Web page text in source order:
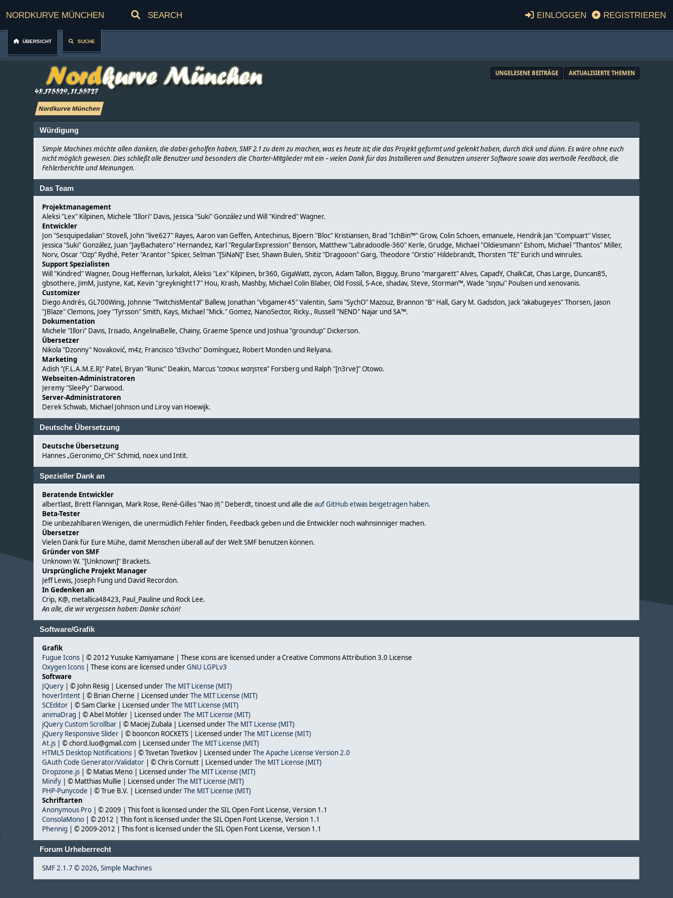
Nordkurve München Einloggen Registrieren
Übersicht Suche
UNGELESENE BEITRÄGE AKTUALISIERTE THEMEN
Nordkurve München
Würdigung
Simple Machines möchte allen danken, die dabei geholfen haben, SMF 2.1 zu dem zu machen, was es heute ist; die das Projekt geformt und gelenkt haben, durch dick und dünn. Es wäre ohne euch
nicht möglich gewesen. Dies schließt alle Benutzer und besonders die Charter-Mitglieder mit ein – vielen Dank für das Installieren und Benutzen unserer Software sowie das wertvolle Feedback, die
Fehlerberichte und Meinungen.
Das Team
Projektmanagement
Aleksi "Lex" Kilpinen, Michele "Illori" Davis, Jessica "Suki" González und Will "Kindred" Wagner.
Entwickler
Jon "Sesquipedalian" Stovell, John "live627" Rayes, Aaron van Geffen, Antechinus, Bjoern "Bloc" Kristiansen, Brad "IchBin™" Grow, Colin Schoen, emanuele, Hendrik Jan "Compuart" Visser,
Jessica "Suki" González, Juan "JayBachatero" Hernandez, Karl "RegularExpression" Benson, Matthew "Labradoodle-360" Kerle, Grudge, Michael "Oldiesmann" Eshom, Michael "Thantos" Miller,
Norv, Oscar "Ozp" Rydhé, Peter "Arantor" Spicer, Selman "[SiNaN]" Eser, Shawn Bulen, Shitiz "Dragooon" Garg, Theodore "Orstio" Hildebrandt, Thorsten "TE" Eurich und winrules.
Support Spezialisten
Will "Kindred" Wagner, Doug Heffernan, lurkalot, Aleksi "Lex" Kilpinen, br360, GigaWatt, ziycon, Adam Tallon, Bigguy, Bruno "margarett" Alves, CapadY, ChalkCat, Chas Large, Duncan85,
gbsothere, JimM, Justyne, Kat, Kevin "greyknight17" Hou, Krash, Mashby, Michael Colin Blaber, Old Fossil, S-Ace, shadav, Steve, Storman™, Wade "sησω" Poulsen und xenovanis.
Customizer
Diego Andrés, GL700Wing, Johnnie "TwitchisMental" Ballew, Jonathan "vbgamer45" Valentin, Sami "SychO" Mazouz, Brannon "B" Hall, Gary M. Gadsdon, Jack "akabugeyes" Thorsen, Jason
"JBlaze" Clemons, Joey "Tyrsson" Smith, Kays, Michael "Mick." Gomez, NanoSector, Ricky., Russell "NEND" Najar und SA™.
Dokumentation
Michele "Illori" Davis, Irisado, AngelinaBelle, Chainy, Graeme Spence und Joshua "groundup" Dickerson.
Übersetzer
Nikola "Dzonny" Novaković, m4z, Francisco "d3vcho" Domínguez, Robert Monden und Relyana.
Marketing
Adish "(F.L.A.M.E.R)" Patel, Bryan "Runic" Deakin, Marcus "cσσкιє мσηѕтєя" Forsberg und Ralph "[n3rve]" Otowo.
Webseiten-Administratoren
Jeremy "SleePy" Darwood.
Server-Administratoren
Derek Schwab, Michael Johnson und Liroy van Hoewijk.
Deutsche Übersetzung
Deutsche Übersetzung
Hannes „Geronimo_CH“ Schmid, noex und Intit.
Spezieller Dank an
Beratende Entwickler
albertlast, Brett Flannigan, Mark Rose, René-Gilles "Nao 尚" Deberdt, tinoest und alle dieauf GitHub etwas beigetragen haben.
Beta-Tester
Die unbezahlbaren Wenigen, die unermüdlich Fehler finden, Feedback geben und die Entwickler noch wahnsinniger machen.
Übersetzer
Vielen Dank für Eure Mühe, damit Menschen überall auf der Welt SMF benutzen können.
Gründer von SMF
Unknown W. "[Unknown]" Brackets.
Ursprüngliche Projekt Manager
Jeff Lewis, Joseph Fung und David Recordon.
In Gedenken an
Crip, K@, metallica48423, Paul_Pauline und Rock Lee.
An alle, die wir vergessen haben: Danke schön!
Software/Grafik
Grafik
Fugue Icons | © 2012 Yusuke Kamiyamane | These icons are licensed under a Creative Commons Attribution 3.0 License
Oxygen Icons | These icons are licensed underGNU LGPLv3
Software
JQuery | © John Resig | Licensed underThe MIT License (MIT)
hoverIntent | © Brian Cherne | Licensed underThe MIT License (MIT)
SCEditor | © Sam Clarke | Licensed underThe MIT License (MIT)
animaDrag | © Abel Mohler | Licensed underThe MIT License (MIT)
jQuery Custom Scrollbar | © Maciej Zubala | Licensed underThe MIT License (MIT)
jQuery Responsive Slider | © booncon ROCKETS | Licensed underThe MIT License (MIT)
At.js | © chord.luo@gmail.com | Licensed underThe MIT License (MIT)
HTML5 Desktop Notifications | © Tsvetan Tsvetkov | Licensed underThe Apache License Version 2.0
GAuth Code Generator/Validator | © Chris Cornutt | Licensed underThe MIT License (MIT)
Dropzone.js | © Matias Meno | Licensed underThe MIT License (MIT)
Minify | © Matthias Mullie | Licensed underThe MIT License (MIT)
PHP-Punycode | © True B.V. | Licensed underThe MIT License (MIT)
Schriftarten
Anonymous Pro | © 2009 | This font is licensed under the SIL Open Font License, Version 1.1
ConsolaMono | © 2012 | This font is licensed under the SIL Open Font License, Version 1.1
Phennig | © 2009-2012 | This font is licensed under the SIL Open Font License, Version 1.1
Forum Urheberrecht
SMF 2.1.7 © 2026,Simple Machines